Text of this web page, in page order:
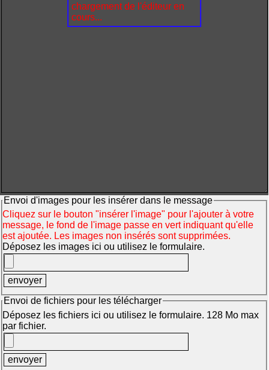
chargement de l'éditeur en
cours...
Envoi d'images pour les insérer dans le message
Cliquez sur le bouton "insérer l'image" pour l'ajouter à votre
message, le fond de l'image passe en vert indiquant qu'elle
est ajoutée. Les images non insérés sont supprimées.
Déposez les images ici ou utilisez le formulaire.
Envoi de fichiers pour les télécharger
Déposez les fichiers ici ou utilisez le formulaire. 128 Mo max
par fichier.